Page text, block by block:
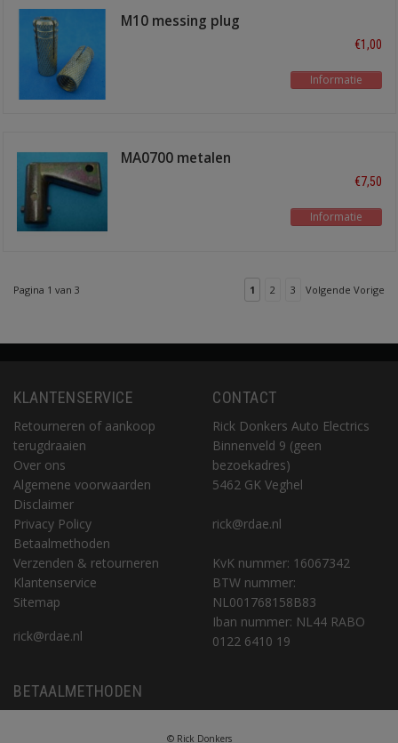
M10 messing plug
€1,00
Informatie
MA0700 metalen
€7,50
Informatie
Pagina 1 van 3 1 2 3 Volgende Vorige
KLANTENSERVICE
Retourneren of aankoop
terugdraaien
Over ons
Algemene voorwaarden
Disclaimer
Privacy Policy
Betaalmethoden
Verzenden & retourneren
Klantenservice
Sitemap
rick@rdae.nl
CONTACT
Rick Donkers Auto Electrics
Binnenveld 9 (geen
bezoekadres)
5462 GK Veghel
rick@rdae.nl
KvK nummer: 16067342
BTW nummer:
NL001768158B83
Iban nummer: NL44 RABO
0122 6410 19
BETAALMETHODEN
© Rick Donkers